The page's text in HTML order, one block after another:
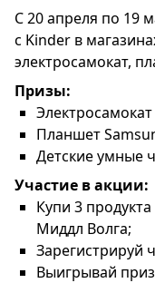
С 20 апреля по 19
с Kinder в
электросамокат,
Призы:
Планшет
Детские умные
Участие в акции:
Купи 3
Миддл Волга;
Зарегистрируй
Выигрывай